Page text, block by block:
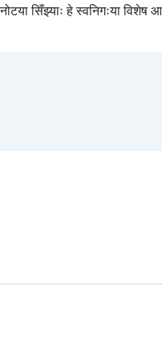
सिँझ्याः हे स्वनिगःया विशेष